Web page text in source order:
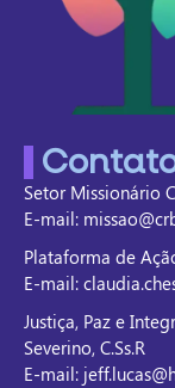
Setor Missionário
E-mail:
Plataforma de
E-mail:
Justiça, Paz e
Severino, C.Ss.R
E-mail: